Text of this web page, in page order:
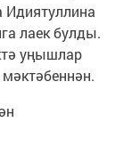
лаек булды.
уңышлар